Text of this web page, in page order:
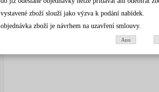
vystavené zboží slouží jako výzva k podání nabídek.
objednávka zboží je návrhem na uzavření smlouvy.
Ano